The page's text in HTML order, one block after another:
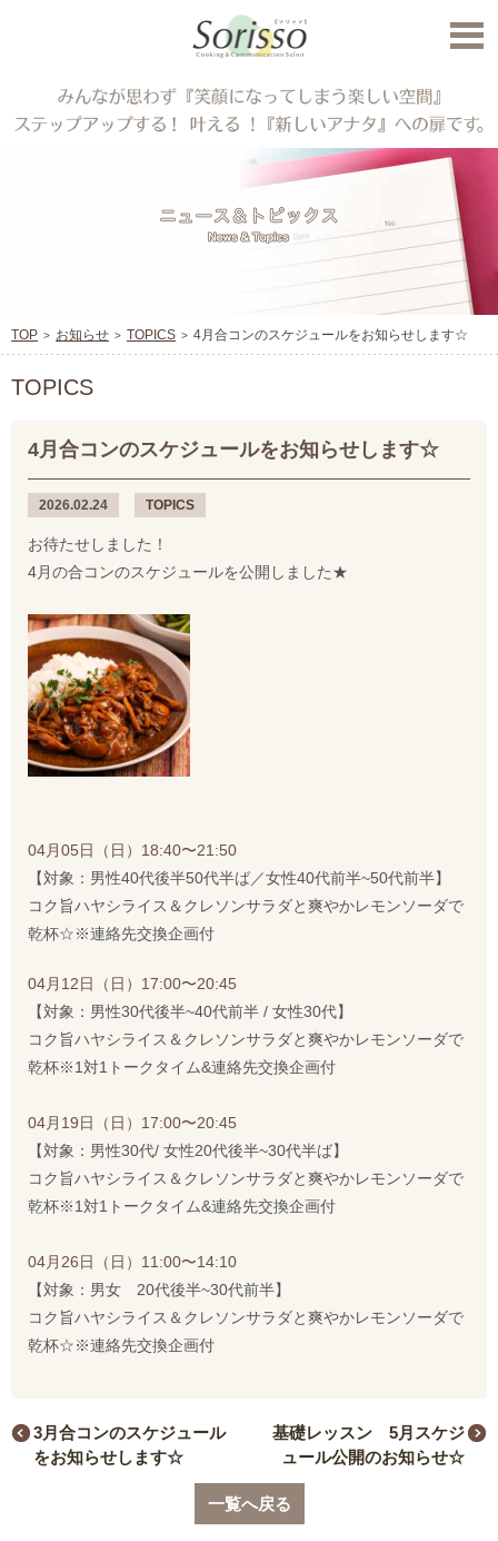
TOP お知らせ TOPICS 4月合コンのスケジュールをお知らせします☆
TOPICS
4月合コンのスケジュールをお知らせします☆
2026.02.24 TOPICS
お待たせしました！
4月の合コンのスケジュールを公開しました★
04月05日（日）18:40〜21:50
【対象：男性40代後半50代半ば／女性40代前半~50代前半】
コク旨ハヤシライス＆クレソンサラダと爽やかレモンソーダで
乾杯☆※連絡先交換企画付
04月12日（日）17:00〜20:45
【対象：男性30代後半~40代前半 / 女性30代】
コク旨ハヤシライス＆クレソンサラダと爽やかレモンソーダで
乾杯※1対1トークタイム&連絡先交換企画付
04月19日（日）17:00〜20:45
【対象：男性30代/ 女性20代後半~30代半ば】
コク旨ハヤシライス＆クレソンサラダと爽やかレモンソーダで
乾杯※1対1トークタイム&連絡先交換企画付
04月26日（日）11:00〜14:10
【対象：男女 20代後半~30代前半】
コク旨ハヤシライス＆クレソンサラダと爽やかレモンソーダで
乾杯☆※連絡先交換企画付
3月合コンのスケジュール
をお知らせします☆
基礎レッスン 5月スケジ
ュール公開のお知らせ☆
一覧へ戻る